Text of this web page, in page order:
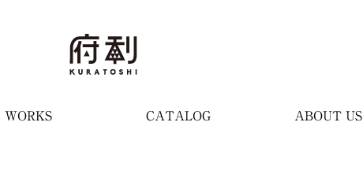
WORKS CATALOG ABOUT US